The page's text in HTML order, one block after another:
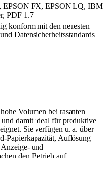
EPSON FX, EPSON LQ, IBM
PDF 1.7
konform mit den neuesten
Datensicherheitsstandards
Volumen bei rasanten
damit ideal für produktive
Sie verfügen u. a. über
Papierkapazität, Auflösung
und
den Betrieb auf